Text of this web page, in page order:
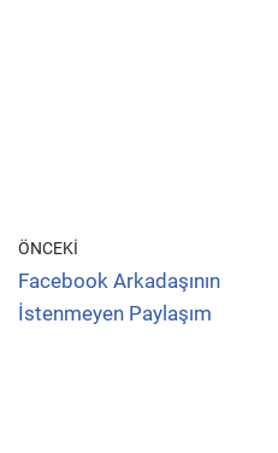
ÖNCEKI
Facebook Arkadaşının
İstenmeyen Paylaşım